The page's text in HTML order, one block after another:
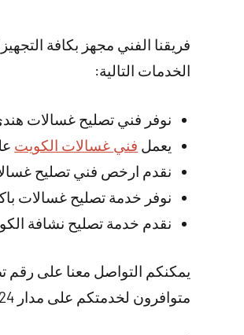
فريقنا الفني مجهز بكافة
الخدمات التالية:
نوفر فني تصليح غسالات
يعمل فني غسالات الكويت
نقدم ارخص فني تصليح
نوفر خدمة تصليح غسالات
نقدم خدمة تصليح نشافة
يمكنكم التواصل معنا على رقم
متوافرون لخدمتكم على مدار 24 ساعة